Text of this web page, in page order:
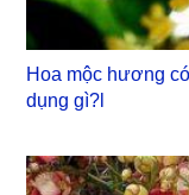
Hoa mộc hương
dụng gì?l